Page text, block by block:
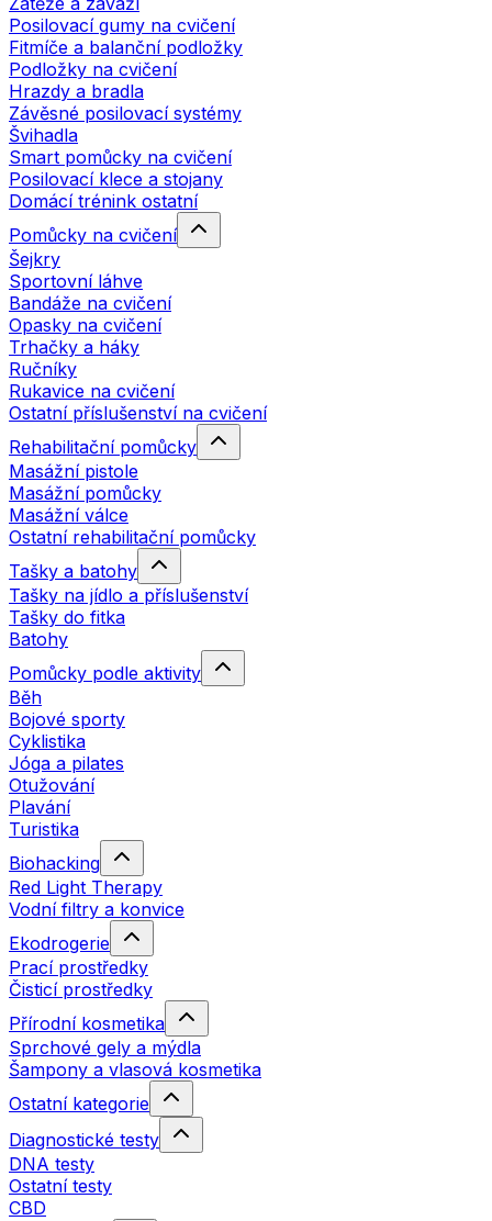
Posilovací gumy na cvičení
Fitmíče a balanční podložky
Podložky na cvičení
Hrazdy a bradla
Závěsné posilovací systémy
Švihadla
Smart pomůcky na cvičení
Posilovací klece a stojany
Domácí trénink ostatní
Pomůcky na cvičení
Šejkry
Sportovní láhve
Bandáže na cvičení
Opasky na cvičení
Trhačky a háky
Ručníky
Rukavice na cvičení
Ostatní příslušenství na cvičení
Rehabilitační pomůcky
Masážní pistole
Masážní pomůcky
Masážní válce
Ostatní rehabilitační pomůcky
Tašky a batohy
Tašky na jídlo a příslušenství
Tašky do fitka
Batohy
Pomůcky podle aktivity
Běh
Bojové sporty
Cyklistika
Jóga a pilates
Otužování
Plavání
Turistika
Biohacking
Red Light Therapy
Vodní filtry a konvice
Ekodrogerie
Prací prostředky
Čisticí prostředky
Přírodní kosmetika
Sprchové gely a mýdla
Šampony a vlasová kosmetika
Ostatní kategorie
Diagnostické testy
DNA testy
Ostatní testy
CBD